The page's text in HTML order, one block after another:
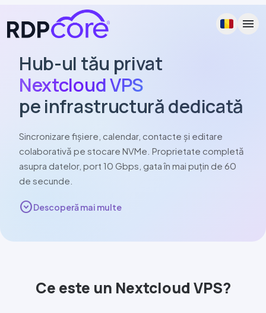
menu
Hub-ul tău privat
NextcloudVPS
pe infrastructură dedicată
Sincronizare fișiere, calendar, contacte și editare
colaborativă pe stocare NVMe Proprietate completă
asupra datelor, port 10 Gbps , gata în mai puțin de 60
de secunde.
expand_circle_downDescoperă mai multe
Ce este un Nextcloud VPS?